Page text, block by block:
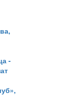
-